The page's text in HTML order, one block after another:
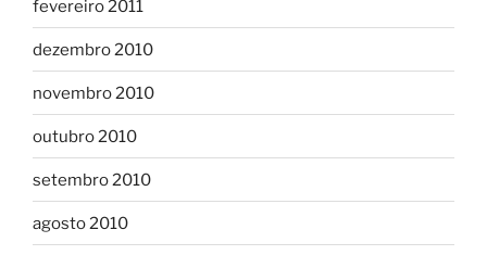
fevereiro 2011
dezembro 2010
novembro 2010
outubro 2010
setembro 2010
agosto 2010